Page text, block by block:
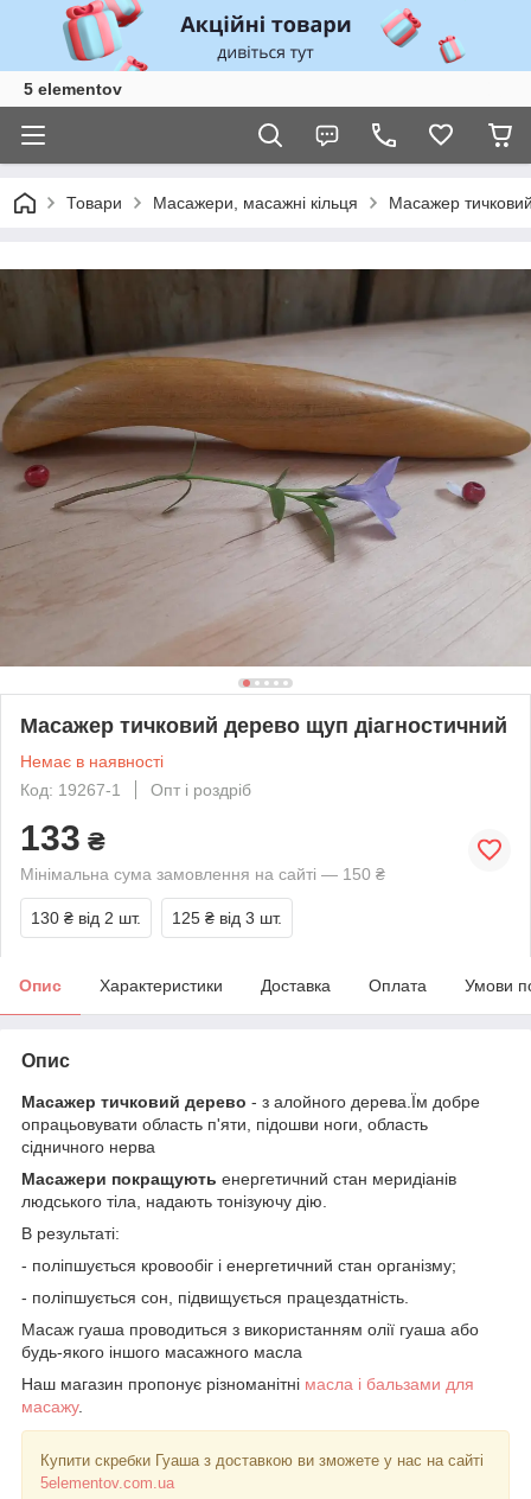
5 elementov
Товари Масажери, масажні кільця Масажер
Масажер тичковий дерево щуп діагностичний
Немає в наявності
Код: 19267-1
Опт і роздріб
133 ₴
Мінімальна сума замовлення на сайті — 150 ₴
130 ₴ від 2 шт. 125 ₴ від 3 шт.
Опис Характеристики Доставка Оплата Умови
Опис
Масажер тичковий дерево - з алойного дерева.Їм добре
опрацьовувати область п'яти, підошви ноги, область
сідничного нерва
Масажери покращують енергетичний стан меридіанів
людського тіла, надають тонізуючу дію.
В результаті:
- поліпшується кровообіг і енергетичний стан організму;
- поліпшується сон, підвищується працездатність.
Масаж гуаша проводиться з використанням олії гуаша або
будь-якого іншого масажного масла
Наш магазин пропонує різноманітні масла і бальзами для
масажу.
Купити скребки Гуаша з доставкою ви зможете у нас на сайті
5elementov.com.ua